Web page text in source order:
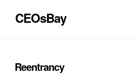
CEOsBay
Reentrancy